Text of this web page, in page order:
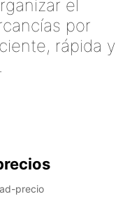
el
por
rápida y
precio